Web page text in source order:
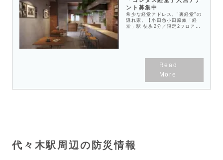
ント募集中
希少な経堂アドレス。"裏経堂"の
隠れ家。【小田急小田原線「経
堂」駅 徒歩2分／限定2フロア
代々木駅周辺の防災情報